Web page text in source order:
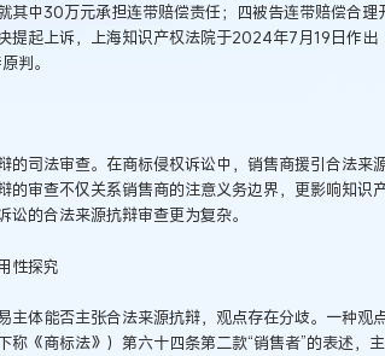
其中30万元承担连带赔偿责任；四被告连带赔偿合理
提起上诉，上海知识产权法院于2024年7月19日作
判。
的司法审查。在商标侵权诉讼中，销售商援引合法来
的审查不仅关系销售商的注意义务边界，更影响知识
的合法来源抗辩审查更为复杂。
性探究
主体能否主张合法来源抗辩，观点存在分歧。一种观
称《商标法》）第六十四条第二款“销售者”的表述，